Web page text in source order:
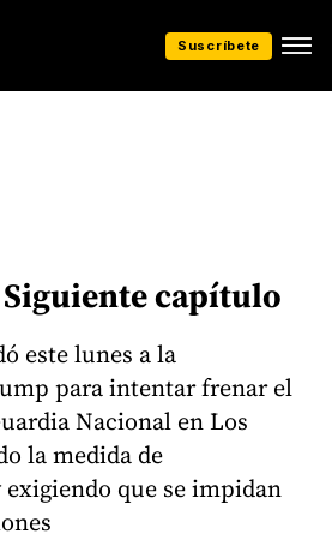
Suscríbete
capítulo
este lunes a la
para intentar frenar el
Nacional en Los
la medida de
que se impidan